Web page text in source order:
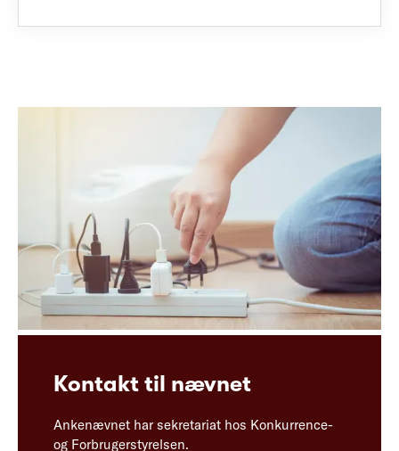
Kontakt til nævnet
Ankenævnet har sekretariat hos Konkurrence-
og Forbrugerstyrelsen.